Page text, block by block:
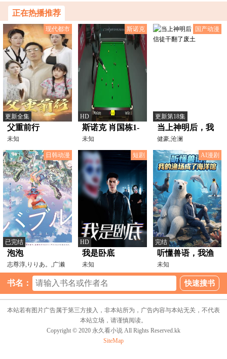
山，邪佛
正在热播推荐
现代都市
更新全集
父重前行
未知
斯诺克
HD
斯诺克 肖国栋1-
4袁思俊
20231019
未知
国产动漫
更新第18集
当上神明后，我
带着信徒干翻了
废土
健豪,沧澜
日韩动漫
已完结
泡泡
志尊淳,りりあ。,广濑
爱丽丝,宫野真守,梶裕
短剧
HD
我是卧底
未知
AI漫剧
完结
听懂兽语，我渔
场成了海洋馆
未知
书名：
本站若有图片广告属于第三方接入，非本站所为，广告内容与本站无关，不代表
本站立场，请谨慎阅读。
Copyright © 2020 永久看小说 All Rights Reserved.kk
SiteMap